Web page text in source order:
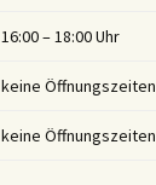
16:00 – 18:00 Uhr
keine Öffnungszeiten
keine Öffnungszeiten